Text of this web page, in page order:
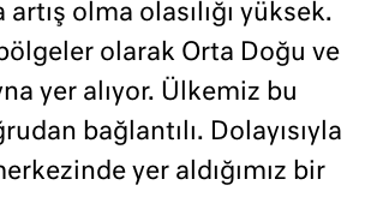
olma olasılığı yüksek.
olarak Orta Doğu ve
yer alıyor. Ülkemiz bu
bağlantılı. Dolayısıyla
yer aldığımız bir